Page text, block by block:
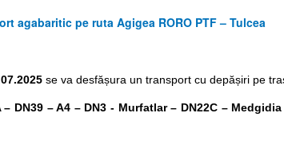
agabaritic pe ruta Agigea RORO PTF – Tulcea
se va desfășura un transport cu depășiri pe
– DN39 – A4 – DN3 - Murfatlar – DN22C – Medgidia